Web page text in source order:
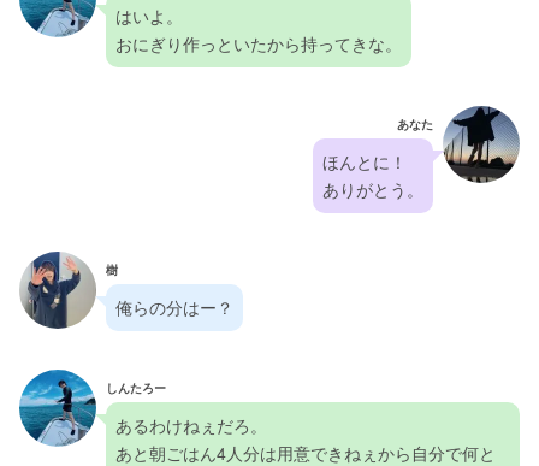
はいよ。
おにぎり作っといたから持ってきな。
あなた
ほんとに！
ありがとう。
樹
俺らの分はー？
しんたろー
あるわけねぇだろ。
あと朝ごはん4人分は用意できねぇから自分で何と